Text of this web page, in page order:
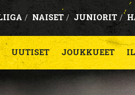
/ NAISET / JUNIORIT /
UUTISET JOUKKUEET